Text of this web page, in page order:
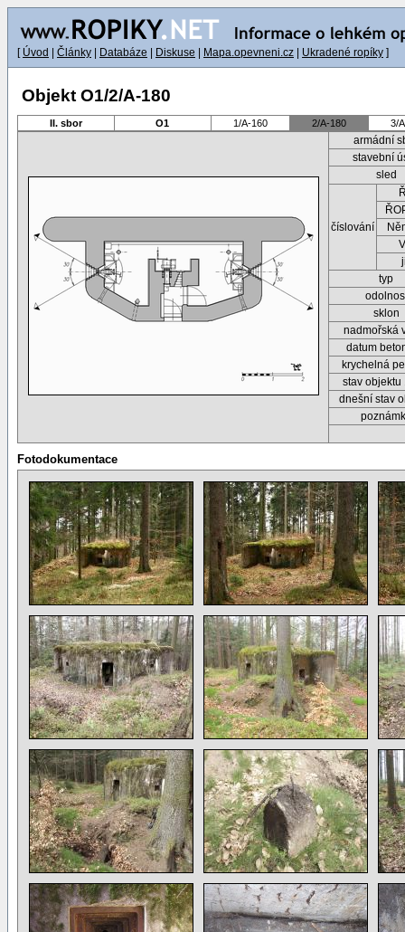
[ Úvod Články Databáze Diskuse Mapa.opevneni.cz Ukradené ropíky ]
Objekt O1/2/A-180
II. sbor O1 1/A-160 2/A-180 3/
armádní
stavební
sled
číslování
typ
sklon
nadmořská
datum
krychelná
stav objektu
dnešní stav
Fotodokumentace